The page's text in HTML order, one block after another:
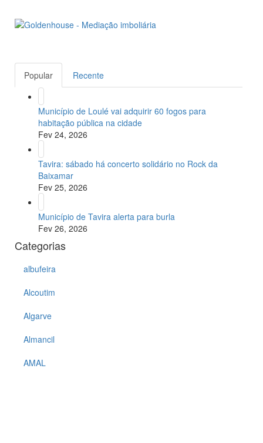
Popular Recente
Município de Loulé vai adquirir 60 fogos para
habitação pública na cidade
Fev 24, 2026
Tavira: sábado há concerto solidário no Rock da
Baixamar
Fev 25, 2026
Município de Tavira alerta para burla
Fev 26, 2026
Categorias
albufeira
Alcoutim
Algarve
Almancil
AMAL